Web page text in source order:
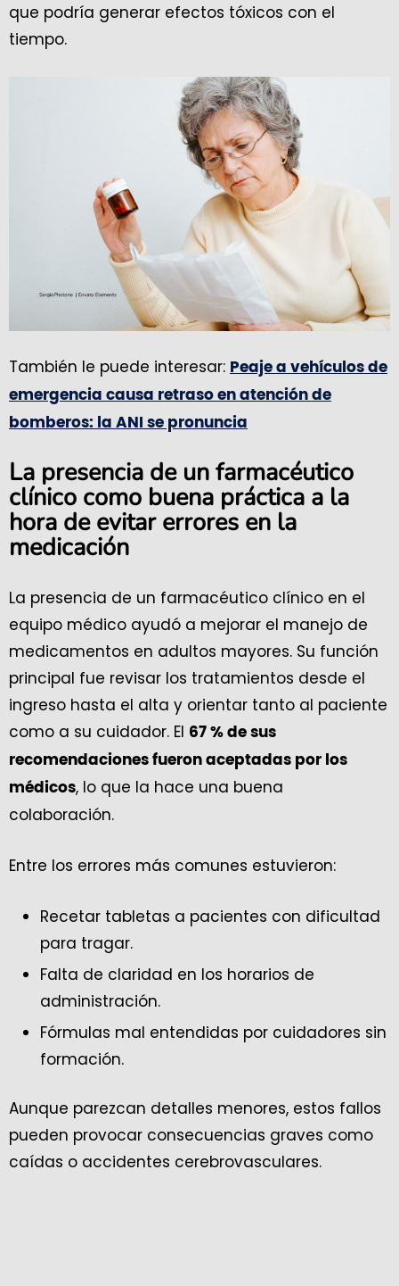
que podría generar efectos tóxicos con el
tiempo.
También le puede interesar: Peaje a vehículos de
emergencia causa retraso en atención de
bomberos: la ANI se pronuncia
La presencia de un farmacéutico
clínico como buena práctica a la
hora de evitar errores en la
medicación
La presencia de un farmacéutico clínico en el
equipo médico ayudó a mejorar el manejo de
medicamentos en adultos mayores. Su función
principal fue revisar los tratamientos desde el
ingreso hasta el alta y orientar tanto al paciente
como a su cuidador. El 67 % de sus
recomendaciones fueron aceptadas por los
médicos, lo que la hace una buena
colaboración.
Entre los errores más comunes estuvieron:
Recetar tabletas a pacientes con dificultad
para tragar.
Falta de claridad en los horarios de
administración.
Fórmulas mal entendidas por cuidadores sin
formación.
Aunque parezcan detalles menores, estos fallos
pueden provocar consecuencias graves como
caídas o accidentes cerebrovasculares.